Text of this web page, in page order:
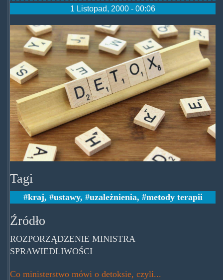
1 Listopad, 2000 - 00:06
detox-narkotykowy.jpg
Tagi
kraj, ustawy, uzależnienia, metody terapii
Źródło
ROZPORZĄDZENIE MINISTRA
SPRAWIEDLIWOŚCI
Co ministerstwo mówi o detoksie, czyli...